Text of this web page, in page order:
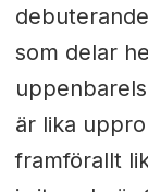
som delar
är lika
framförallt